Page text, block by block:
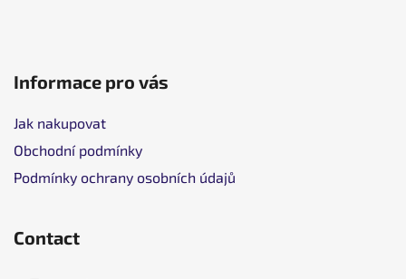
Informace pro vás
Jak nakupovat
Obchodní podmínky
Podmínky ochrany osobních údajů
Contact